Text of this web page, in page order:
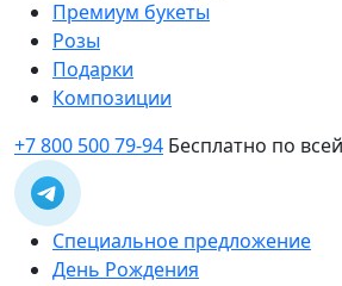
Премиум букеты
Розы
Подарки
Композиции
+7 800 500 79-94 Бесплатно по
Специальное предложение
День Рождения